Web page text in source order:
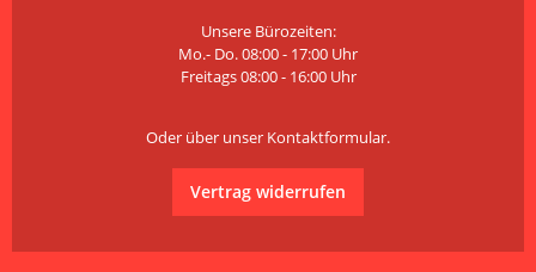
Unsere Bürozeiten:
Mo.- Do. 08:00 - 17:00 Uhr
Freitags 08:00 - 16:00 Uhr
Oder über unser Kontaktformular.
Vertrag widerrufen